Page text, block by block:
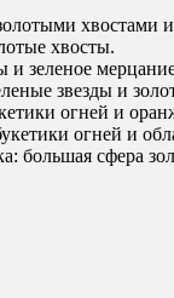
хвостами
хвосты.
и зеленое
звезды и
огней и
огней и
большая сфера